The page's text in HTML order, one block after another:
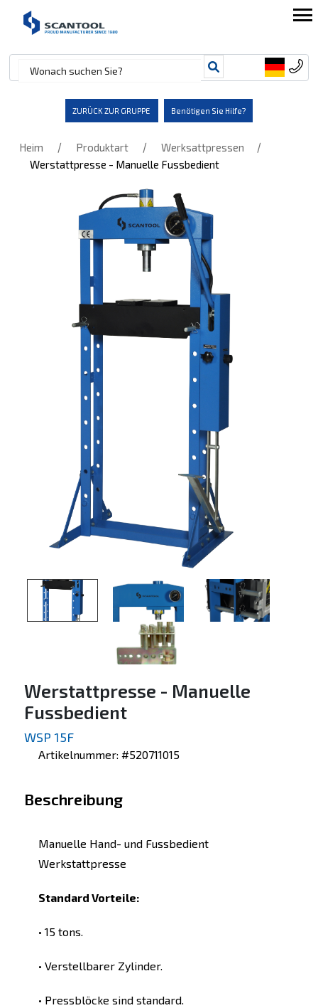
ZURÜCK ZUR GRUPPE Benötigen Sie Hilfe?
Heim / Produktart / Werksattpressen /
Werstattpresse - Manuelle Fussbedient
Werstattpresse - Manuelle
Fussbedient
WSP 15F
Artikelnummer: #520711015
Beschreibung
Manuelle Hand- und Fussbedient
Werkstattpresse
Standard Vorteile:
• 15 tons.
• Verstellbarer Zylinder.
• Pressblöcke sind standard.